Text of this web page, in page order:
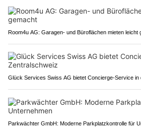
Room4u AG: Garagen- und Büroflächen mieten leicht
Glück Services Swiss AG bietet Concierge-Service in
Parkwächter GmbH: Moderne Parkplatzkontrolle für